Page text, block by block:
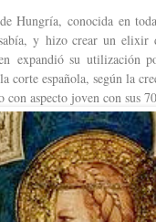
Hungría, conocida en
y hizo crear un elixir
expandió su utilización
corte española, según la
aspecto joven con sus